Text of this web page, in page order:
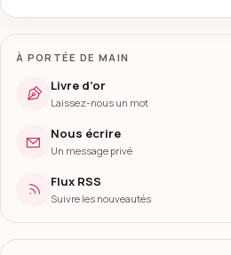
À PORTÉE DE MAIN
Livre d’or
Laissez-nous un mot
Nous écrire
Un message privé
Flux RSS
Suivre les nouveautés